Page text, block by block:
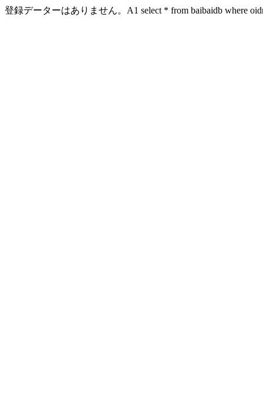
登録データーはありません。A1 select * from baibaidb where